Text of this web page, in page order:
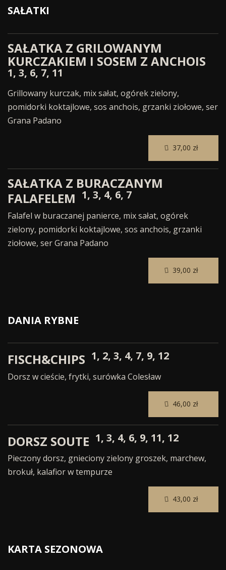
SAŁATKI
SAŁATKA Z GRILOWANYM
KURCZAKIEM I SOSEM Z ANCHOIS
1, 3, 6, 7, 11
Grillowany kurczak, mix sałat, ogórek zielony,
pomidorki koktajlowe, sos anchois, grzanki ziołowe, ser
Grana Padano
SAŁATKA Z BURACZANYM
FALAFELEM 1, 3, 4, 6, 7
Falafel w buraczanej panierce, mix sałat, ogórek
zielony, pomidorki koktajlowe, sos anchois, grzanki
ziołowe, ser Grana Padano
DANIA RYBNE
FISCH&CHIPS 1, 2, 3, 4, 7, 9, 12
Dorsz w cieście, frytki, surówka Colesław
DORSZ SOUTE 1, 3, 4, 6, 9, 11, 12
Pieczony dorsz, gnieciony zielony groszek, marchew,
brokuł, kalafior w tempurze
KARTA SEZONOWA